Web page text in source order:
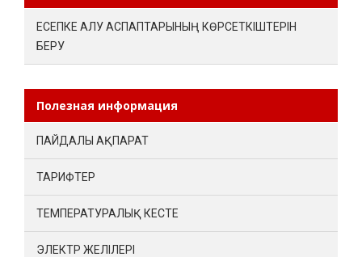
ЕСЕПКЕ АЛУ АСПАПТАРЫНЫҢ КӨРСЕТКІШТЕРІН
БЕРУ
Полезная информация
ПАЙДАЛЫ АҚПАРАТ
ТАРИФТЕР
ТЕМПЕРАТУРАЛЫҚ КЕСТЕ
ЭЛЕКТР ЖЕЛІЛЕРІ